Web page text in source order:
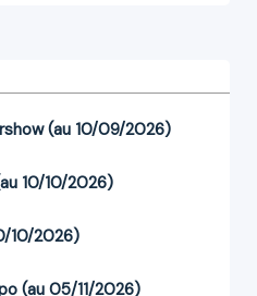
(au 10/09/2026)
10/10/2026)
10/2026)
(au 05/11/2026)